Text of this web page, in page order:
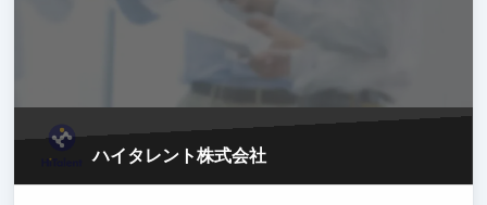
ハイタレント株式会社